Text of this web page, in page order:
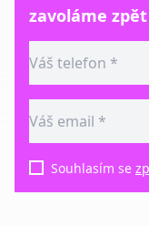
zavoláme zpět
Souhlasím se